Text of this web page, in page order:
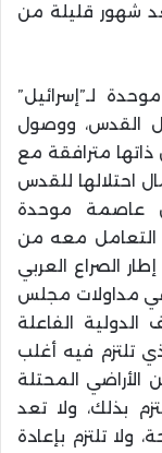
شهور قليلة من
لـ”إسرائيل”
القدس، ووصول
مترافقة مع
احتلالها للقدس
عاصمة موحدة
التعامل معه من
الصراع العربي
في مداولات مجلس
الفاعلة
الذي تلتزم فيه أغلب
الأراضي المحتلة
تلتزم بذلك، ولا تعد
تلتزم بإعادة